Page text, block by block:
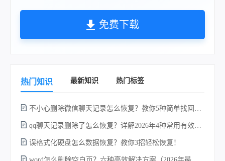
免费下载
热门知识 最新知识 热门标签
误格式化硬盘怎么数据恢复？教你3招轻松恢复！